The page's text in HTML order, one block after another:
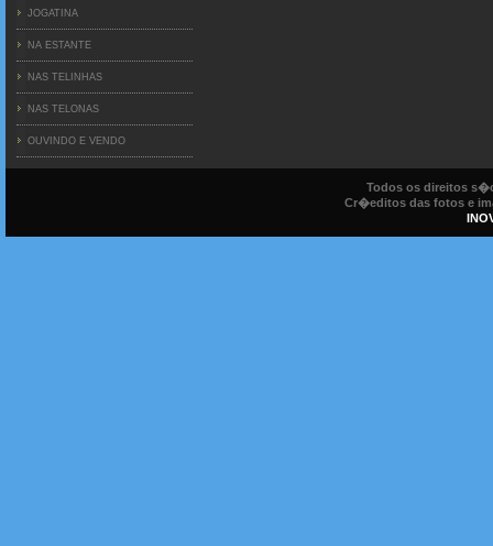
JOGATINA
NA ESTANTE
NAS TELINHAS
NAS TELONAS
OUVINDO E VENDO
Todos os direitos
Cr�editos das fotos e